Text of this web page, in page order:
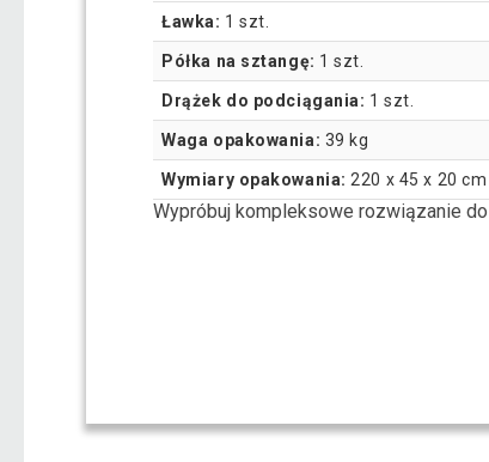
Ławka: 1 szt.
Półka na sztangę: 1 szt.
Drążek do podciągania: 1 szt.
Waga opakowania: 39 kg
Wymiary opakowania: 220 x 45 x 20 cm
Wypróbuj kompleksowe rozwiązanie